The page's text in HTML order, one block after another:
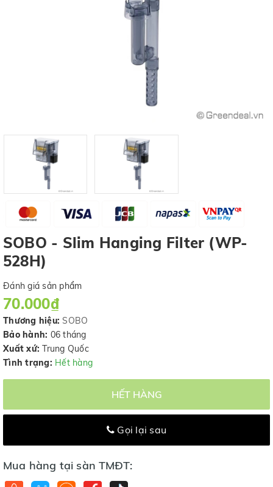
SOBO - Slim Hanging Filter (WP-
528H)
Đánh giá sản phẩm
70.000₫
Thương hiệu: SOBO
Bảo hành: 06 tháng
Xuất xứ: Trung Quốc
Tình trạng: Hết hàng
HẾT HÀNG
Gọi lại sau
Mua hàng tại sàn TMĐT: